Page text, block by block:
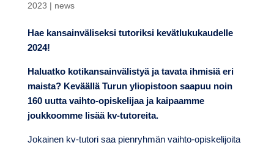
2023 | news
Hae kansainväliseksi tutoriksi kevätlukukaudelle
2024!
Haluatko kotikansainvälistyä ja tavata ihmisiä eri
maista? Keväällä Turun yliopistoon saapuu noin
160 uutta vaihto-opiskelijaa ja kaipaamme
joukkoomme lisää kv-tutoreita.
Jokainen kv-tutori saa pienryhmän vaihto-opiskelijoita